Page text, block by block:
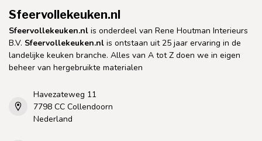
Sfeervollekeuken.nl
Sfeervollekeuken.nl is onderdeel van Rene Houtman Interieurs
B.V. Sfeervollekeuken.nl is ontstaan uit 25 jaar ervaring in de
landelijke keuken branche. Alles van A tot Z doen we in eigen
beheer van hergebruikte materialen
Havezateweg 11
7798 CC Collendoorn
Nederland